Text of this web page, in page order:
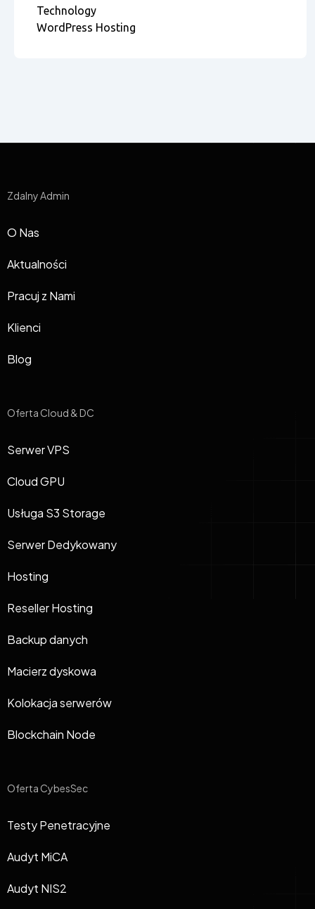
Technology
WordPress Hosting
Zdalny Admin
O Nas
Aktualności
Pracuj z Nami
Klienci
Blog
Oferta Cloud & DC
Serwer VPS
Cloud GPU
Usługa S3 Storage
Serwer Dedykowany
Hosting
Reseller Hosting
Backup danych
Macierz dyskowa
Kolokacja serwerów
Blockchain Node
Oferta CybesSec
Testy Penetracyjne
Audyt MiCA
Audyt NIS2